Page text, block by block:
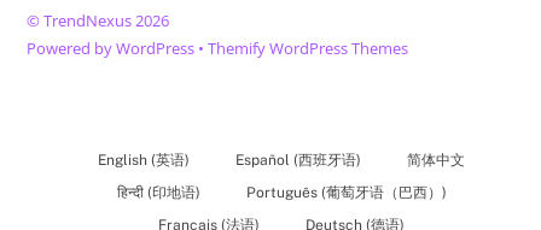
©TrendNexus2026
Powered byWordPress •Themify WordPress Themes
English (英语) Español (西班牙语)
简体中文
हिन्दी(印地语) Português(葡萄牙语（巴西） )
Français (法语) Deutsch (德语)